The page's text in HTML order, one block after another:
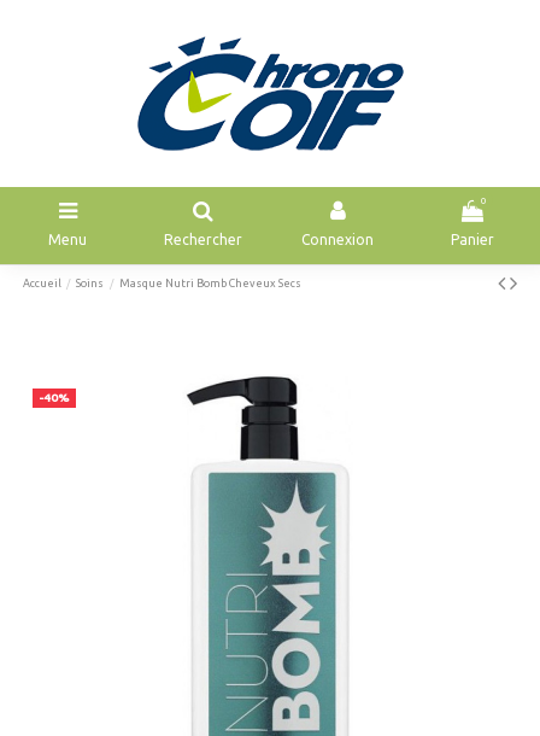
Menu Rechercher Connexion
0
Panier
Accueil Soins Masque Nutri Bomb Cheveux Secs
-40%